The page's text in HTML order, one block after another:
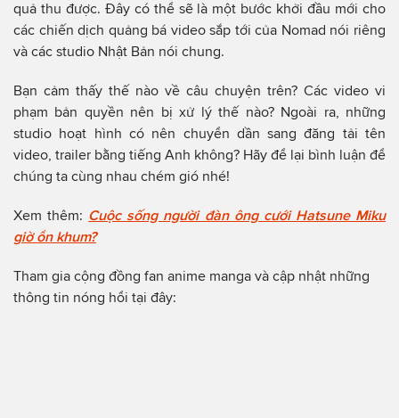
quả thu được. Đây có thể sẽ là một bước khởi đầu mới cho
các chiến dịch quảng bá video sắp tới của Nomad nói riêng
và các studio Nhật Bản nói chung.
Bạn cảm thấy thế nào về câu chuyện trên? Các video vi
phạm bản quyền nên bị xử lý thế nào? Ngoài ra, những
studio hoạt hình có nên chuyển dần sang đăng tải tên
video, trailer bằng tiếng Anh không? Hãy để lại bình luận để
chúng ta cùng nhau chém gió nhé!
Xem thêm: Cuộc sống người đàn ông cưới Hatsune Miku
giờ ổn khum?
Tham gia cộng đồng fan anime manga và cập nhật những
thông tin nóng hổi tại đây: